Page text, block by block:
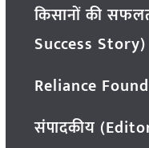
किसानों की
Success Story)
Reliance
संपादकीय